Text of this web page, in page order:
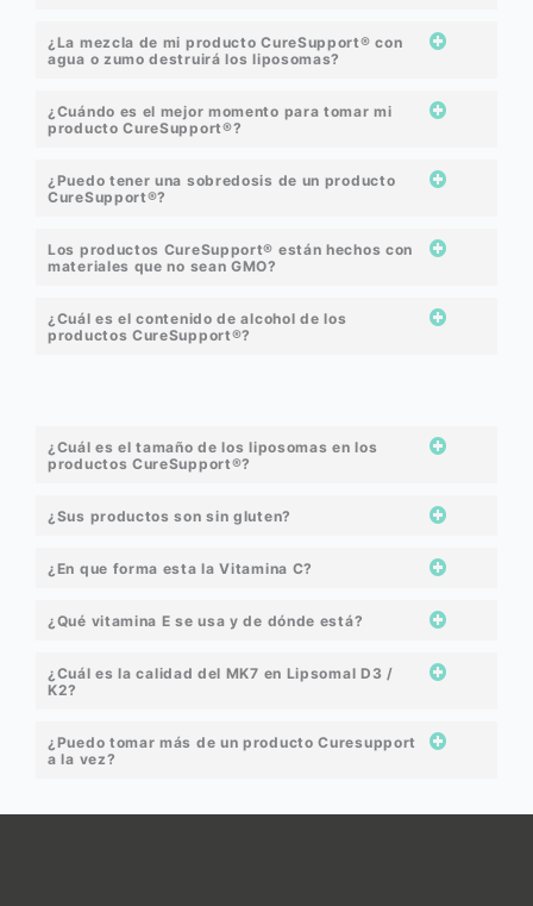
¿La mezcla de mi producto CureSupport® con
agua o zumo destruirá los liposomas?
¿Cuándo es el mejor momento para tomar mi
producto CureSupport®?
¿Puedo tener una sobredosis de un producto
CureSupport®?
Los productos CureSupport® están hechos con
materiales que no sean GMO?
¿Cuál es el contenido de alcohol de los
productos CureSupport®?
¿Cuál es el tamaño de los liposomas en los
productos CureSupport®?
¿Sus productos son sin gluten?
¿En que forma esta la Vitamina C?
¿Qué vitamina E se usa y de dónde está?
¿Cuál es la calidad del MK7 en Lipsomal D3 /
K2?
¿Puedo tomar más de un producto Curesupport
a la vez?